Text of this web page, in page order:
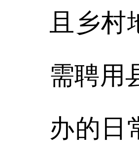
且乡村
需聘用
办的日